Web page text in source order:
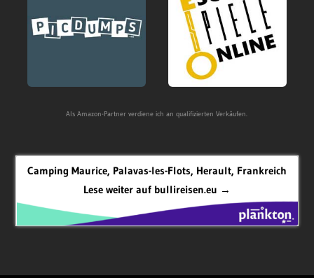
Als Amazon-Partner verdiene ich an qualifizierten Verkäufen.
Camping Maurice, Palavas-les-Flots, Herault, Frankreich
Lese weiter auf bullireisen.eu →